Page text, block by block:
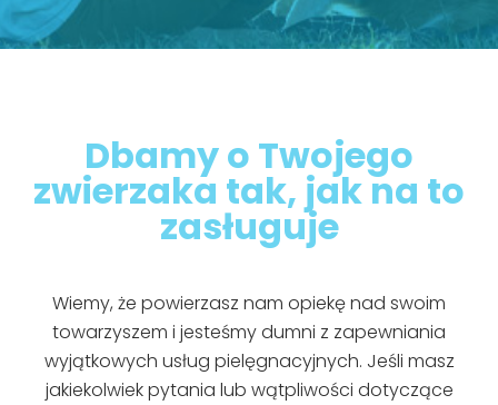
Dbamy o Twojego
zwierzaka tak, jak na to
zasługuje
Wiemy, że powierzasz nam opiekę nad swoim
towarzyszem i jesteśmy dumni z zapewniania
wyjątkowych usług pielęgnacyjnych. Jeśli masz
jakiekolwiek pytania lub wątpliwości dotyczące